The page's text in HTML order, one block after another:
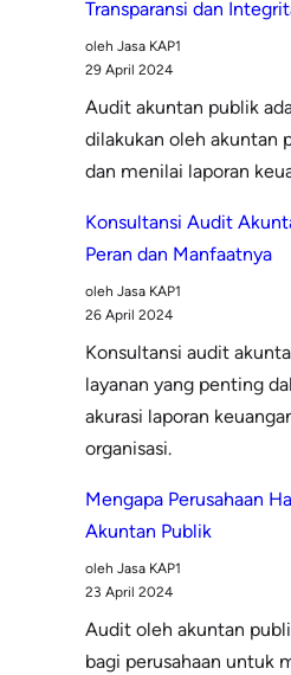
Transparansi dan
oleh Jasa KAP1
29 April 2024
Audit akuntan publik
dilakukan oleh akuntan
dan menilai laporan
Konsultansi Audit
Peran dan Manfaatnya
oleh Jasa KAP1
26 April 2024
Konsultansi audit
layanan yang penting
akurasi laporan
organisasi.
Mengapa Perusahaan
Akuntan Publik
oleh Jasa KAP1
23 April 2024
Audit oleh akuntan
bagi perusahaan untuk